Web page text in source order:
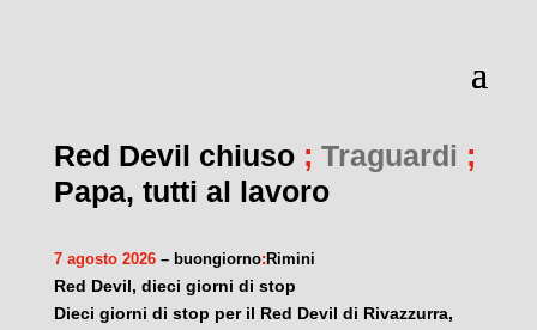
Red Devil chiuso ; Traguardi ;
Papa, tutti al lavoro
7 agosto 2026– buongiorno: Rimini
Red Devil, dieci giorni di stop
Dieci giorni di stop per il Red Devil di Rivazzurra,